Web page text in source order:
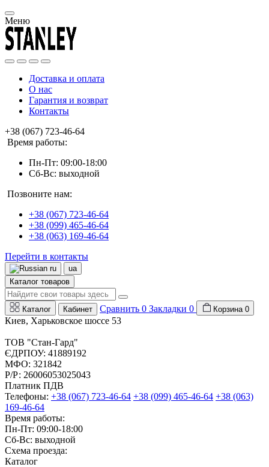
Меню
Доставка и оплата
О нас
Гарантия и возврат
Контакты
+38 (067) 723-46-64
Время работы:
Пн-Пт: 09:00-18:00
Сб-Вс: выходной
Позвоните нам:
+38 (067) 723-46-64
+38 (099) 465-46-64
+38 (063) 169-46-64
Перейти в контакты
ru
ua
Каталог товаров
Каталог Кабинет Сравнить 0 Закладки 0 Корзина 0
Киев, Харьковское шоссе 53
ТОВ "Стан-Гард"
ЄДРПОУ: 41889192
МФО: 321842
Р/Р: 26006053025043
Платник ПДВ
Телефоны: +38 (067) 723-46-64 +38 (099) 465-46-64 +38 (063)
169-46-64
Время работы:
Пн-Пт: 09:00-18:00
Сб-Вс: выходной
Схема проезда:
Каталог